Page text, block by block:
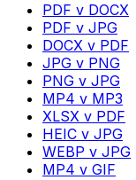
PDF v DOCX
PDF v JPG
DOCX v PDF
JPG v PNG
PNG v JPG
MP4 v MP3
XLSX v PDF
HEIC v JPG
WEBP v JPG
MP4 v GIF